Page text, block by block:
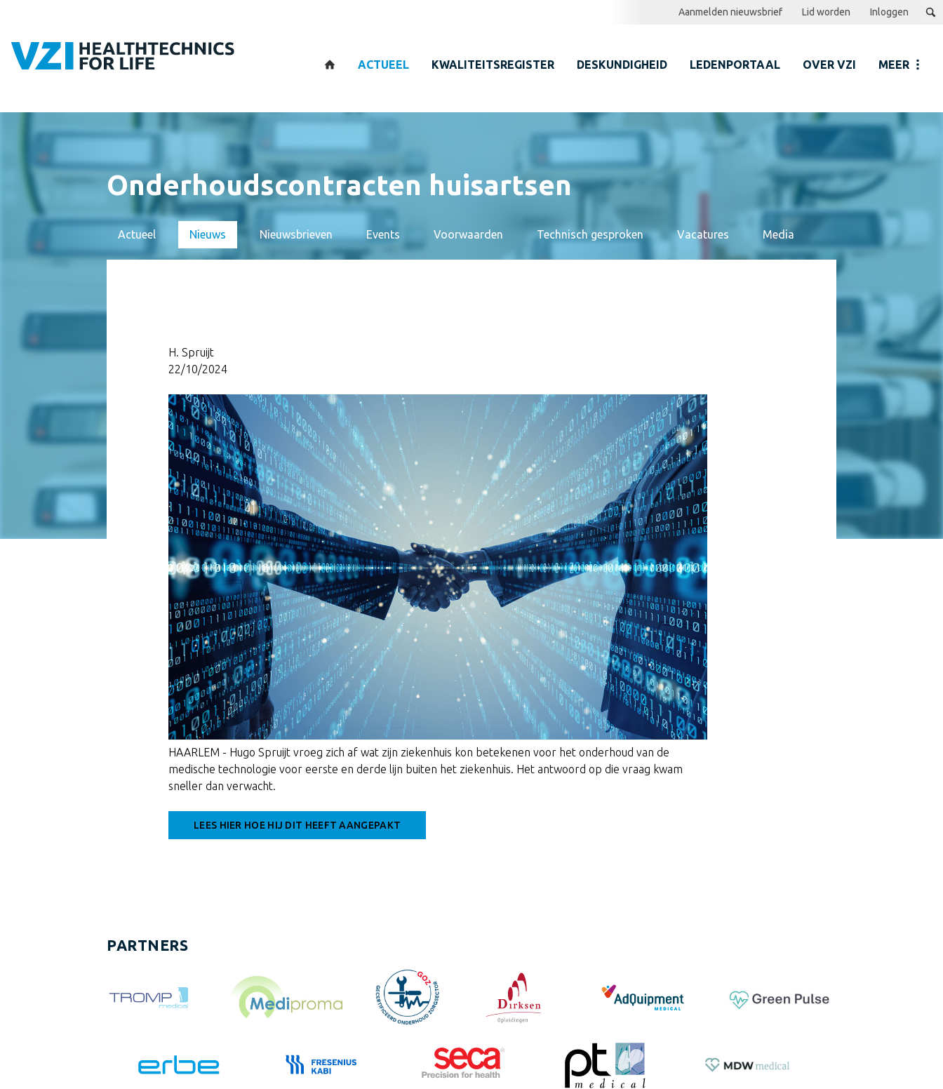
ACTUEEL KWALITEITSREGISTER DESKUNDIGHEID LEDENPORTAAL OVER VZI MEER
Aanmelden nieuwsbrief Lid worden Inloggen
Onderhoudscontracten huisartsen
Actueel Nieuws Nieuwsbrieven Events Voorwaarden Technisch gesproken Vacatures Media
H. Spruijt
22/10/2024
HAARLEM - Hugo Spruijt vroeg zich af wat zijn ziekenhuis kon betekenen voor het onderhoud van de
medische technologie voor eerste en derde lijn buiten het ziekenhuis. Het antwoord op die vraag kwam
sneller dan verwacht.
LEES HIER HOE HIJ DIT HEEFT AANGEPAKT
PARTNERS